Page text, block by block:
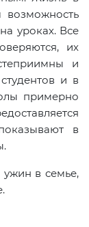
возможность
уроках. Все
их
и
и в
примерно
в
в семье,